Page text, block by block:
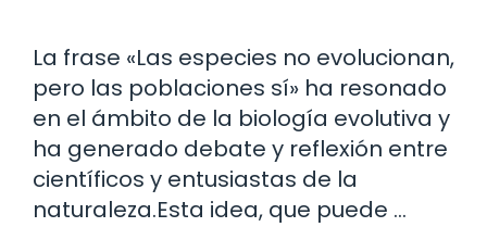
La frase «Las especies no evolucionan,
pero las poblaciones sí» ha resonado
en el ámbito de la biología evolutiva y
ha generado debate y reflexión entre
científicos y entusiastas de la
naturaleza.Esta idea, que puede …